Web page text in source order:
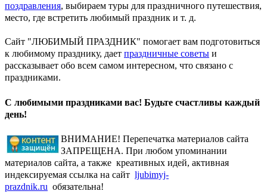
поздравления, выбираем туры для праздничного путешествия,
место, где встретить любимый праздник и т. д.
Сайт "ЛЮБИМЫЙ ПРАЗДНИК" помогает вам подготовиться
к любимому празднику, дает праздничные советы и
рассказывает обо всем самом интересном, что связано с
праздниками.
С любимыми праздниками вас! Будьте счастливы каждый
день!
ВНИМАНИЕ! Перепечатка материалов сайта
ЗАПРЕЩЕНА. При любом упоминании
материалов сайта, а также креативных идей, активная
индексируемая ссылка на сайт ljubimyj-
prazdnik.ru обязательна!